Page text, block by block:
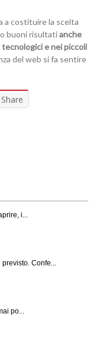
a costituire la scelta
buoni risultatianche
e nei piccoli
del web si fa sentire
Share
i...
Confe...
po...